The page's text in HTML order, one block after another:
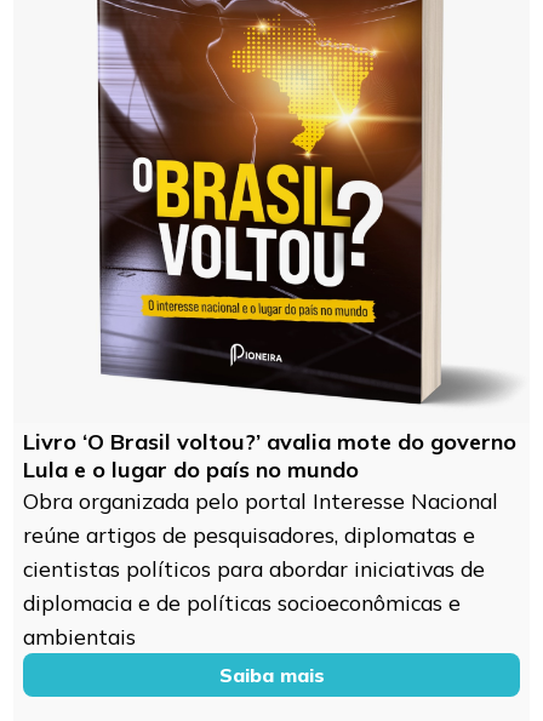
Livro ‘O Brasil voltou?’ avalia mote do governo
Lula e o lugar do país no mundo
Obra organizada pelo portal Interesse Nacional
reúne artigos de pesquisadores, diplomatas e
cientistas políticos para abordar iniciativas de
diplomacia e de políticas socioeconômicas e
ambientais
Saiba mais